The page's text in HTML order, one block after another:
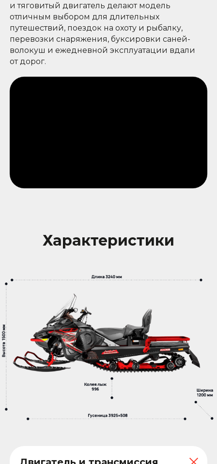
и тяговитый двигатель делают модель
отличным выбором для длительных
путешествий, поездок на охоту и рыбалку,
перевозки снаряжения, буксировки саней-
волокуш и ежедневной эксплуатации вдали
от дорог.
Характеристики